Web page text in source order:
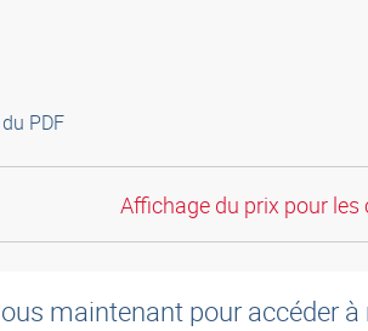
PDF
Affichage du prix pour les
maintenant pour accéder